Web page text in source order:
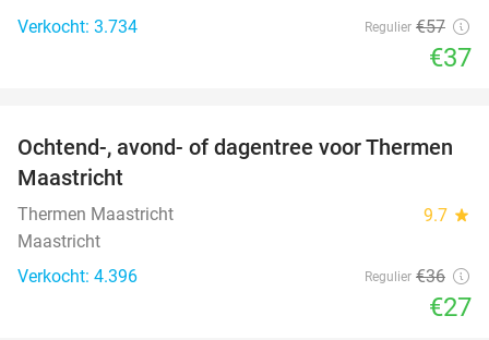
Verkocht: 3.734
Regulier €57
€37
25%
Ochtend-, avond- of dagentree voor Thermen
Maastricht
Thermen Maastricht 9.7 star
Maastricht
Verkocht: 4.396
Regulier €36
€27